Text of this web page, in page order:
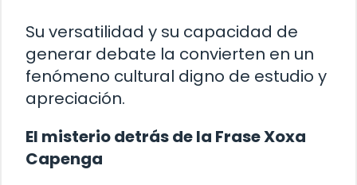
Su versatilidad y su capacidad de
generar debate la convierten en un
fenómeno cultural digno de estudio y
apreciación.
El misterio detrás de la Frase Xoxa
Capenga